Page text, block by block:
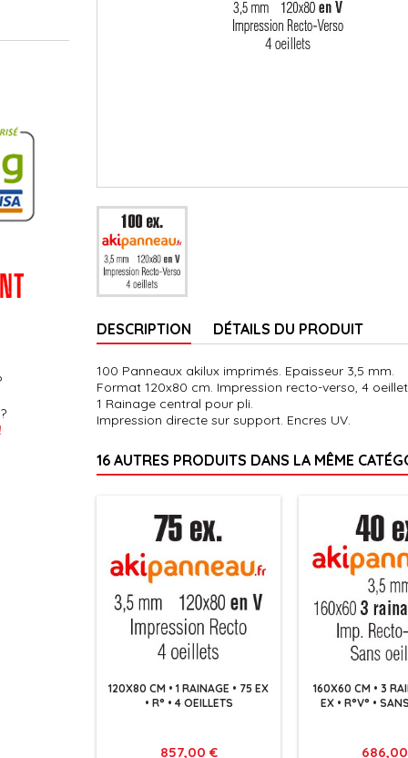
DESCRIPTION DÉTAILS DU PRODUIT
100 Panneaux akilux imprimés. Epaisseur 3,5 mm.
Format 120x80 cm. Impression recto-verso, 4
1 Rainage central pour pli.
Impression directe sur support. Encres UV.
16 AUTRES PRODUITS DANS LA MÊME
120X80 CM • 1 RAINAGE • 75 EX
• R° • 4 OEILLETS
Prix
857,00 €
160X60 CM • 3
EX • R°V° •
Prix